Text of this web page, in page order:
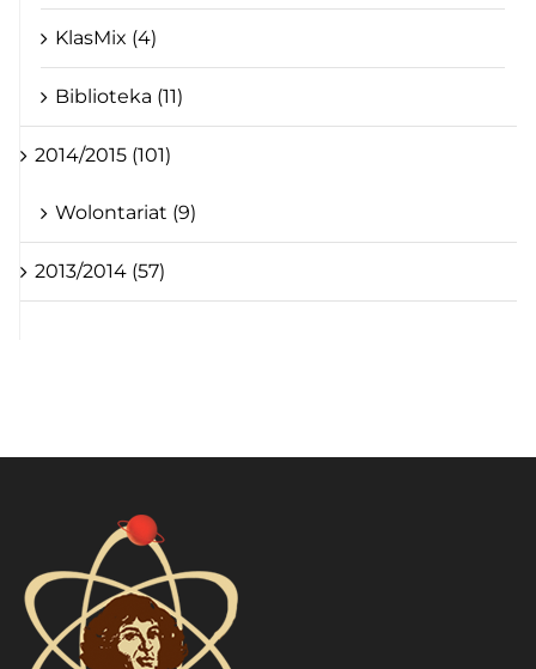
KlasMix (4)
Biblioteka (11)
2014/2015 (101)
Wolontariat (9)
2013/2014 (57)